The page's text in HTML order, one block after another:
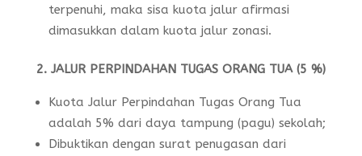
terpenuhi, maka sisa kuota jalur afirmasi
dimasukkan dalam kuota jalur zonasi.
2. JALUR PERPINDAHAN TUGAS ORANG TUA (5 %)
Kuota Jalur Perpindahan Tugas Orang Tua
adalah 5% dari daya tampung (pagu) sekolah;
Dibuktikan dengan surat penugasan dari